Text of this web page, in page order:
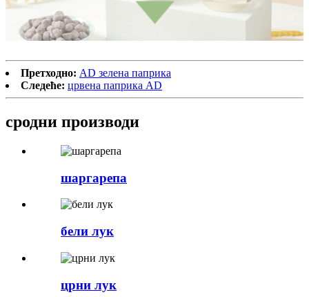
Претходно: AD зелена паприка
Следеће: црвена паприка AD
сродни производи
шаргарепа
бели лук
црни лук